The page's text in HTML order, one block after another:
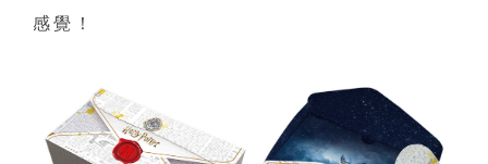
感覺！